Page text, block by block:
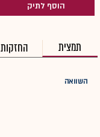
הוסף לתיק
תמצית החזקות
השוואה